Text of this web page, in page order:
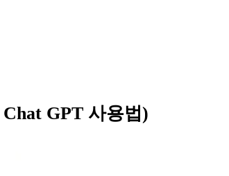
GPT 사용법)